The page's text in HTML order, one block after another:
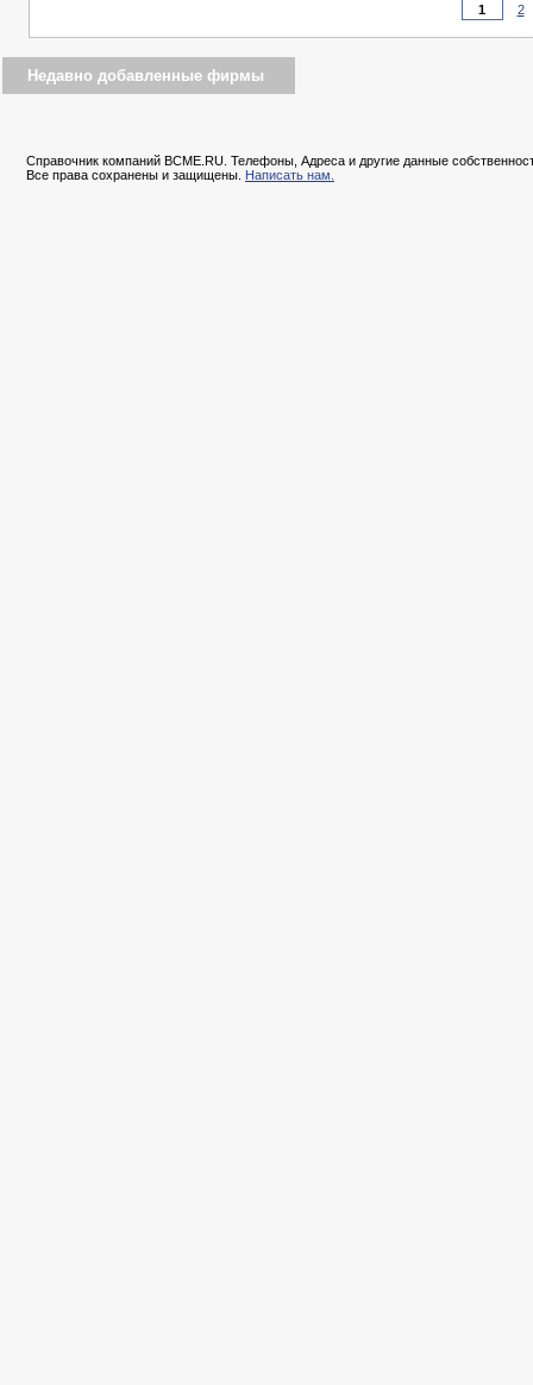
2
Недавно добавленные фирмы
Справочник компаний BCME.RU. Телефоны, Адреса и другие данные
Все права сохранены и защищены. Написать нам.